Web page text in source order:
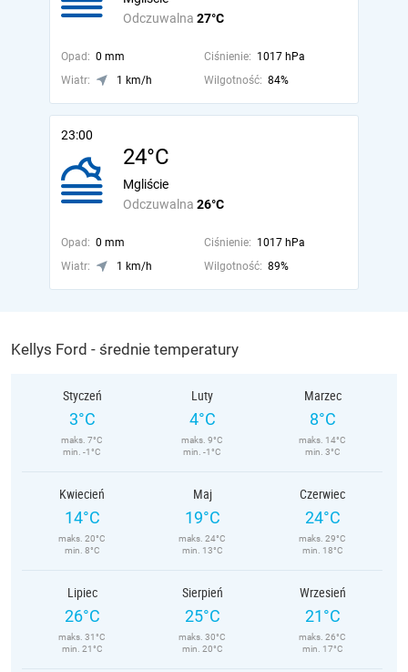
Odczuwalna 27°C
Opad: 0 mm Ciśnienie: 1017 hPa
Wiatr:
1 km/h Wilgotność: 84%
23:00
24°C
Odczuwalna 26°C
Mgliście
Opad: 0 mm Ciśnienie: 1017 hPa
Wiatr:
1 km/h Wilgotność: 89%
Kellys Ford - średnie temperatury
Styczeń
3°C
maks. 7°C
min. -1°C
Luty
4°C
maks. 9°C
min. -1°C
Marzec
8°C
maks. 14°C
min. 3°C
Kwiecień
14°C
maks. 20°C
min. 8°C
Maj
19°C
maks. 24°C
min. 13°C
Czerwiec
24°C
maks. 29°C
min. 18°C
Lipiec
26°C
maks. 31°C
min. 21°C
Sierpień
25°C
maks. 30°C
min. 20°C
Wrzesień
21°C
maks. 26°C
min. 17°C